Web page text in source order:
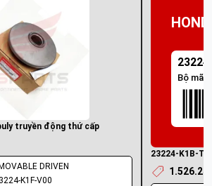
truyền động thứ cấp
DRIVEN
K1F-V00
Bộ mã
23224-K1B-